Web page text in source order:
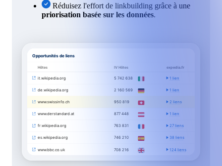
Réduisez l'effort de linkbuilding grâce à une
priorisation basée sur les données.
Opportunités de liens
Hôtes IV Hôtes expedia.fr
it.wikipedia.org 5 742 638 1 lien
de.wikipedia.org 2 160 569 1 lien
www.swissinfo.ch 950 819 2 liens
www.derstandard.at 877 448 1 lien
fr.wikipedia.org 763 831 27 liens
es.wikipedia.org 746 210 38 liens
www.bbc.co.uk 708 216 124 liens